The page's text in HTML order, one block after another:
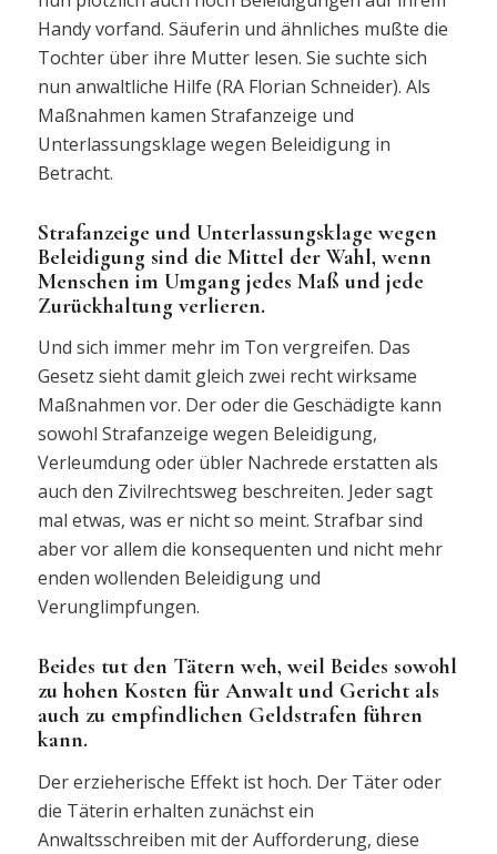
Handy vorfand. Säuferin und ähnliches mußte die
Tochter über ihre Mutter lesen. Sie suchte sich
nun anwaltliche Hilfe (RA Florian Schneider). Als
Maßnahmen kamen Strafanzeige und
Unterlassungsklage wegen Beleidigung in
Betracht.
Strafanzeige und Unterlassungsklage wegen
Beleidigung sind die Mittel der Wahl, wenn
Menschen im Umgang jedes Maß und jede
Zurückhaltung verlieren.
Und sich immer mehr im Ton vergreifen. Das
Gesetz sieht damit gleich zwei recht wirksame
Maßnahmen vor. Der oder die Geschädigte kann
sowohl Strafanzeige wegen Beleidigung,
Verleumdung oder übler Nachrede erstatten als
auch den Zivilrechtsweg beschreiten. Jeder sagt
mal etwas, was er nicht so meint. Strafbar sind
aber vor allem die konsequenten und nicht mehr
enden wollenden Beleidigung und
Verunglimpfungen.
Beides tut den Tätern weh, weil Beides sowohl
zu hohen Kosten für Anwalt und Gericht als
auch zu empfindlichen Geldstrafen führen
kann.
Der erzieherische Effekt ist hoch. Der Täter oder
die Täterin erhalten zunächst ein
Anwaltsschreiben mit der Aufforderung, diese